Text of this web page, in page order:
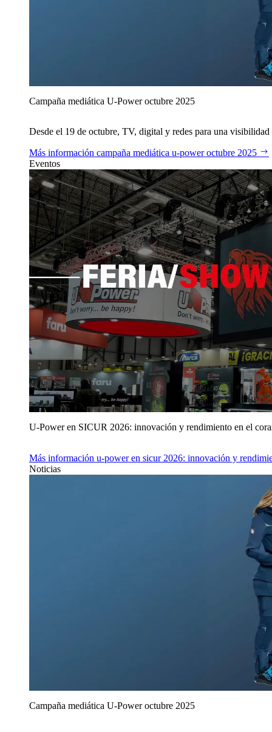
Campaña mediática U‑Power octubre 2025
Desde el 19 de octubre, TV, digital y redes para una
Más información campaña mediática u‑power octubre 2025
Eventos
U‑Power en SICUR 2026: innovación y rendimiento en el
Más información u‑power en sicur 2026: innovación y
Noticias
Campaña mediática U‑Power octubre 2025